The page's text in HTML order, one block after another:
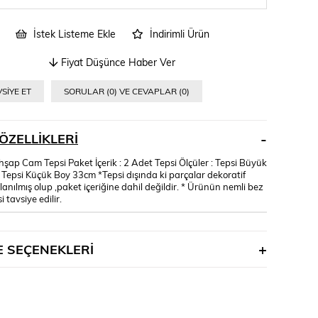
İstek Listeme Ekle İndirimli Ürün
Fiyat Düşünce Haber Ver
ET SORULAR (0) VE CEVAPLAR (0)
Cam Tepsi Paket İçerik : 2 Adet Tepsi Ölçüler : Tepsi Büyük
Küçük Boy 33cm *Tepsi dışında ki parçalar dekoratif
olup ,paket içeriğine dahil değildir. * Ürünün nemli bez
tavsiye edilir.
SEÇENEKLERI